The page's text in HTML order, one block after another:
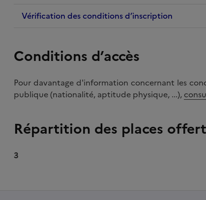
Vérification des conditions d’inscription
Conditions d’accès
Pour davantage d'information concernant les
publique (nationalité, aptitude physique, ...),
Répartition des places
3